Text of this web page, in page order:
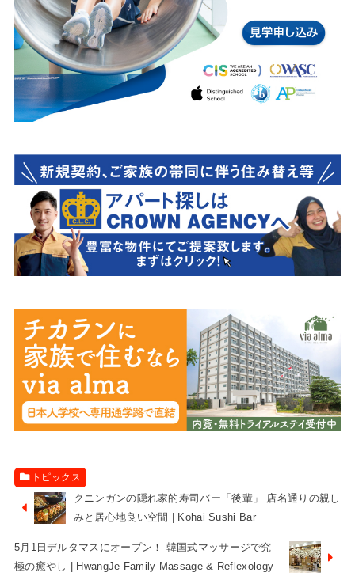
トピックス
クニンガンの隠れ家的寿司バー「後輩」 店名通りの親し
みと居心地良い空間 | Kohai Sushi Bar
5月1日デルタマスにオープン！ 韓国式マッサージで究
極の癒やし | HwangJe Family Massage & Reflexology